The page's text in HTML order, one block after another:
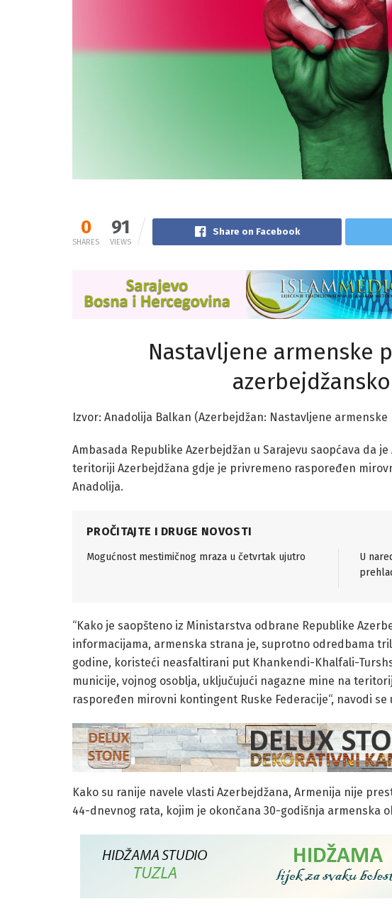
0
SHARES
91
VIEWS
Share on Facebook
Nastavljene armenske
Izvor: Anadolija Balkan (Azerbejdžan: Nastavljene
Ambasada Republike Azerbejdžan u Sarajevu saopćava da
teritoriji Azerbejdžana gdje je privremeno raspoređen
Anadolija.
PROČITAJTE I DRUGE NOVOSTI
Mogućnost mestimičnog mraza u četvrtak ujutro
U
“Kako je saopšteno iz Ministarstva odbrane Republike
informacijama, armenska strana je, suprotno odredbama
godine, koristeći neasfaltirani put Khankendi-Khalfali-
municije, vojnog osoblja, uključujući nagazne mine na
raspoređen mirovni kontingent Ruske Federacije“, navodi se
Kako su ranije navele vlasti Azerbejdžana, Armenija nije
44-dnevnog rata, kojim je okončana 30-godišnja armenska